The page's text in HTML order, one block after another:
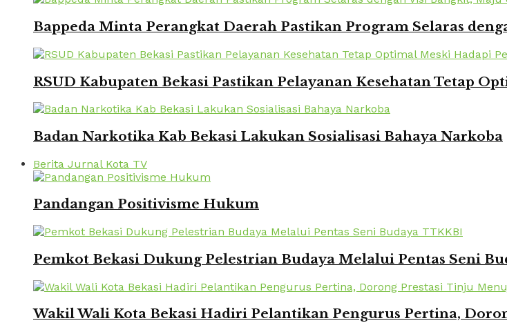
Bappeda Minta Perangkat Daerah Pastikan Program Selaras
RSUD Kabupaten Bekasi Pastikan Pelayanan Kesehatan Tetap
Badan Narkotika Kab Bekasi Lakukan Sosialisasi Bahaya Narkoba
Berita Jurnal Kota TV
Pandangan Positivisme Hukum
Pemkot Bekasi Dukung Pelestrian Budaya Melalui Pentas Seni
Wakil Wali Kota Bekasi Hadiri Pelantikan Pengurus Pertina,